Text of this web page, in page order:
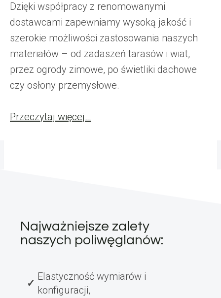
Dzięki współpracy z renomowanymi
dostawcami zapewniamy wysoką jakość i
szerokie możliwości zastosowania naszych
materiałów – od zadaszeń tarasów i wiat,
przez ogrody zimowe, po świetliki dachowe
czy osłony przemysłowe.
Przeczytaj więcej…
Najważniejsze zalety
naszych poliwęglanów:
Elastyczność wymiarów i
konfiguracji,